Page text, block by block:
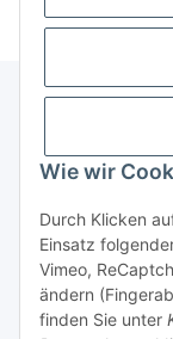
Wie wir
Durch Klicken
Einsatz
Vimeo,
ändern
finden Sie unter
Informationen
Gesetzliche